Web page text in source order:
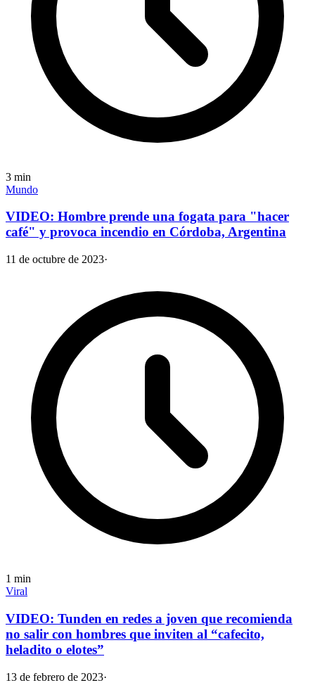
3 min
Mundo
VIDEO: Hombre prende una fogata para "hacer
café" y provoca incendio en Córdoba, Argentina
11 de octubre de 2023·
1 min
Viral
VIDEO: Tunden en redes a joven que recomienda
no salir con hombres que inviten al “cafecito,
heladito o elotes”
13 de febrero de 2023·